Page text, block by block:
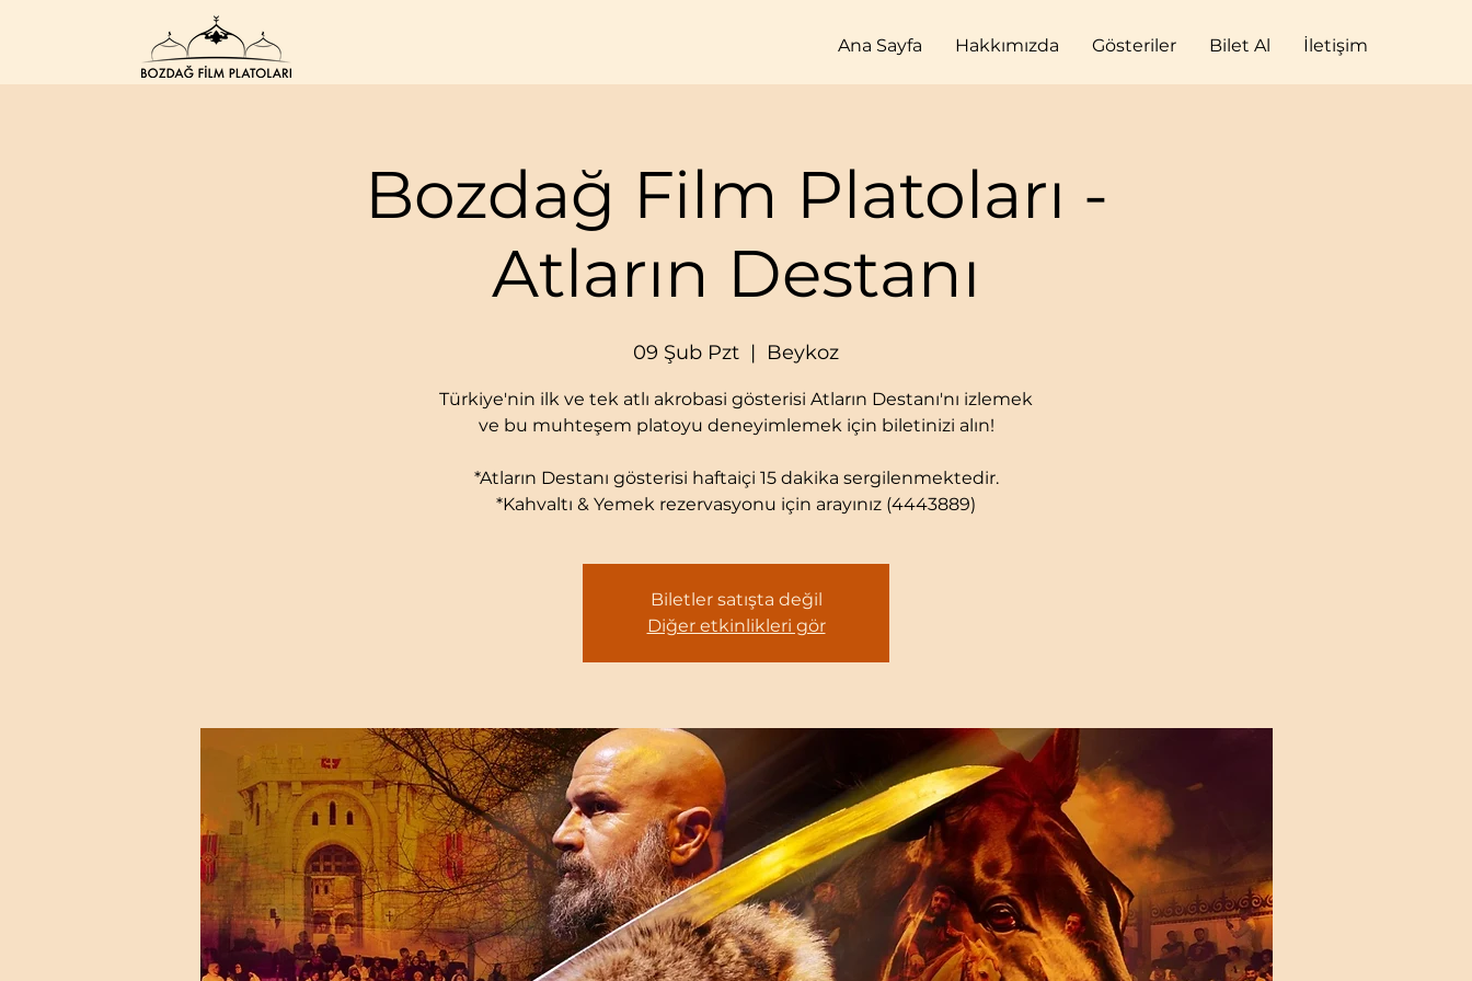
Ana Sayfa Hakkımızda Gösteriler Bilet Al İletişim
Bozdağ Film Platoları -
Atların Destanı
09 Şub Pzt
  |
Beykoz
Türkiye'nin ilk ve tek atlı akrobasi gösterisi Atların Destanı'nı izlemek
ve bu muhteşem platoyu deneyimlemek için biletinizi alın!
*Atların Destanı gösterisi haftaiçi 15 dakika sergilenmektedir.
*Kahvaltı & Yemek rezervasyonu için arayınız (4443889)
Biletler satışta değil
Diğer etkinlikleri gör